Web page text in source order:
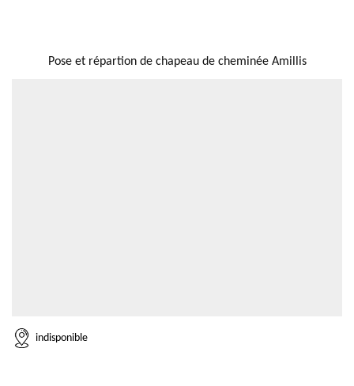
Pose et répartion de chapeau de cheminée Amillis
indisponible